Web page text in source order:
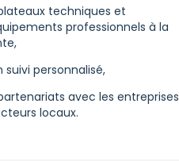
techniques et
professionnels à la
suivi personnalisé,
avec les entreprises
locaux.